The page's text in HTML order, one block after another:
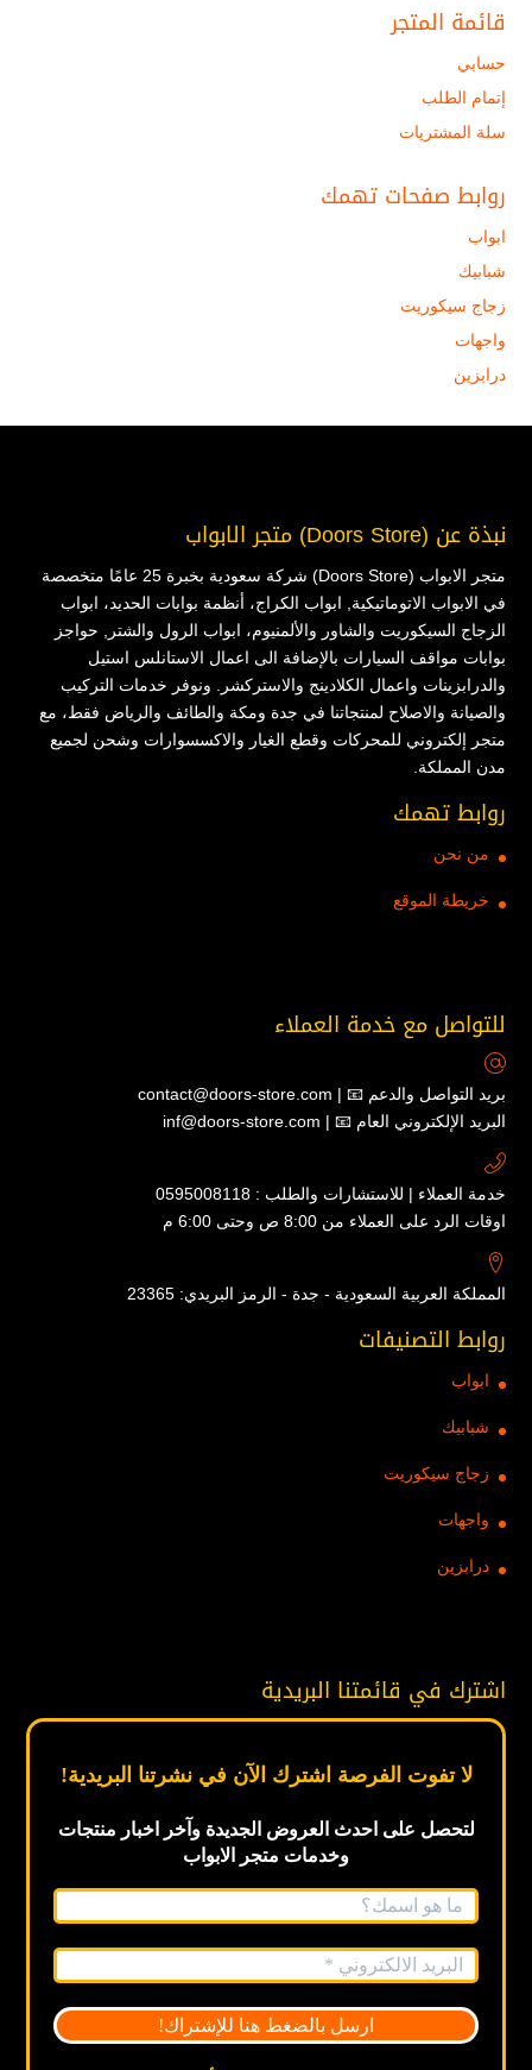
قائمة المتجر
حسابي
إتمام الطلب
سلة المشتريات
روابط صفحات تهمك
ابواب
شبابيك
زجاج سيكوريت
واجهات
درابزين
نبذة عن (Doors Store) متجر الابواب
متجر الابواب (Doors Store) شركة سعودية بخبرة 25 عامًا متخصصة
في الابواب الاتوماتيكية, ابواب الكراج، أنظمة بوابات الحديد، ابواب
الزجاج السيكوريت والشاور والألمنيوم، ابواب الرول والشتر, حواجز
بوابات مواقف السيارات بالإضافة الى اعمال الاستانلس استيل
والدرابزينات واعمال الكلادينج والاستركشر. ونوفر خدمات التركيب
والصيانة والاصلاح لمنتجاتنا في جدة ومكة والطائف والرياض فقط، مع
متجر إلكتروني للمحركات وقطع الغيار والاكسسوارات وشحن لجميع
مدن المملكة.
روابط تهمك
من نحن
خريطة الموقع
للتواصل مع خدمة العملاء
contact@doors-store.com | 📧 بريد التواصل والدعم
inf@doors-store.com | 📧 البريد الإلكتروني العام
خدمة العملاء | للاستشارات والطلب : 0595008118
اوقات الرد على العملاء من 8:00 ص وحتى 6:00 م
المملكة العربية السعودية - جدة - الرمز البريدي: 23365
روابط التصنيفات
ابواب
شبابيك
زجاج سيكوريت
واجهات
درابزين
اشترك في قائمتنا البريدية
لا تفوت الفرصة اشترك الآن في نشرتنا البريدية!
لتحصل على احدث العروض الجديدةوآخر اخبار منتجات
وخدمات متجر الابواب